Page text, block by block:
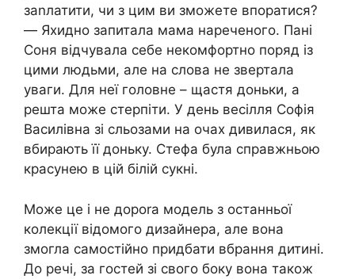
заnлатити, чи з цим ви зможете впоратися?
— Яхидно запитала мама нареченого. Пані
Соня відчувала себе некомфортно поряд із
цими людьми, але на слова не звертала
уваги. Для неї головне – щастя доньки, а
решта може стерпіти. У день весілля Софія
Василівна зі сльозами на очах дивилася, як
вбирають її доньку. Стефа була справжньою
красунею в цій білій сукні.
Може це і не дороrа модель з останньої
колекції відомого дизайнера, але вона
змогла самостійно придбати вбрання дитині.
До речі, за гостей зі свого боку вона також